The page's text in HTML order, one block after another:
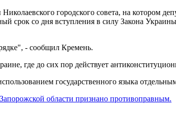
городского совета, на котором
срок со дня вступления в силу Закона
- сообщил Кремень.
где до сих пор действует
государственного языка
области признано противоправным.